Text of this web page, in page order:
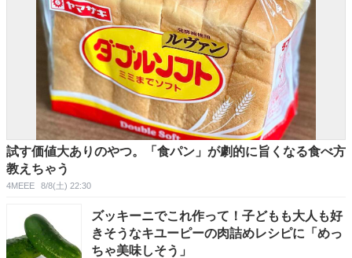
試す価値大ありのやつ。「食パン」が劇的に旨くなる食べ方
教えちゃう
4MEEE 8/8(土) 22:30
ズッキーニでこれ作って！子どもも大人も好
きそうなキユーピーの肉詰めレシピに「めっ
ちゃ美味しそう」